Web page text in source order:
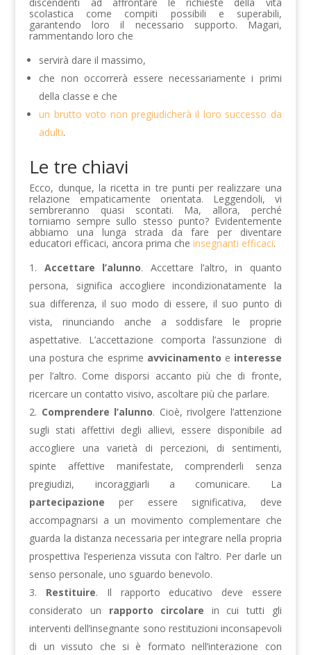
scolastica come compiti possibili e superabili,
garantendo loro il necessario supporto. Magari,
rammentando loro che
servirà dare il massimo,
che non occorrerà essere necessariamente i primi
della classe e che
un brutto voto non pregiudicherà il loro successo da
adulti.
Le tre chiavi
Ecco, dunque, la ricetta in tre punti per realizzare una
relazione empaticamente orientata. Leggendoli, vi
sembreranno quasi scontati. Ma, allora, perché
torniamo sempre sullo stesso punto? Evidentemente
abbiamo una lunga strada da fare per diventare
educatori efficaci, ancora prima cheinsegnanti efficaci.
Accettare l’alunno. Accettare l’altro, in quanto
persona, significa accogliere incondizionatamente la
sua differenza, il suo modo di essere, il suo punto di
vista, rinunciando anche a soddisfare le proprie
aspettative. L’accettazione comporta l’assunzione di
una postura che esprime avvicinamento e interesse
per l’altro. Come disporsi accanto più che di fronte,
ricercare un contatto visivo, ascoltare più che parlare.
Comprendere l’alunno. Cioè, rivolgere l’attenzione
sugli stati affettivi degli allievi, essere disponibile ad
accogliere una varietà di percezioni, di sentimenti,
spinte affettive manifestate, comprenderli senza
pregiudizi, incoraggiarli a comunicare. La
partecipazione per essere significativa, deve
accompagnarsi a un movimento complementare che
guarda la distanza necessaria per integrare nella propria
prospettiva l’esperienza vissuta con l’altro. Per darle un
senso personale, uno sguardo benevolo.
Restituire. Il rapporto educativo deve essere
considerato un rapporto circolare in cui tutti gli
interventi dell’insegnante sono restituzioni inconsapevoli
di un vissuto che si è formato nell’interazione con